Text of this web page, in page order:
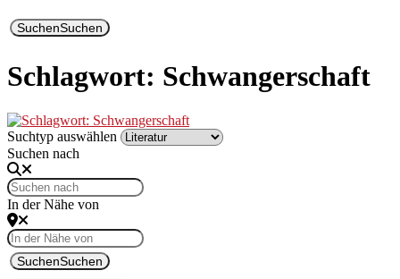
SuchenSuchen
Schlagwort: Schwangerschaft
Suchtyp auswählen
Suchen nach
In der Nähe von
SuchenSuchen